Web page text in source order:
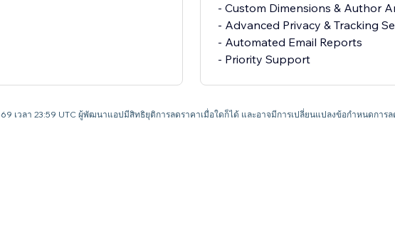
- Custom Dimensions & Author
- Advanced Privacy & Tracking
- Automated Email Reports
- Priority Support
เวลา 23:59 UTC ผู้พัฒนาแอปมีสิทธิยุติการลดราคาเมื่อใดก็ได้ และอาจมีการเปลี่ยนแปลงข้อกำหนดการล